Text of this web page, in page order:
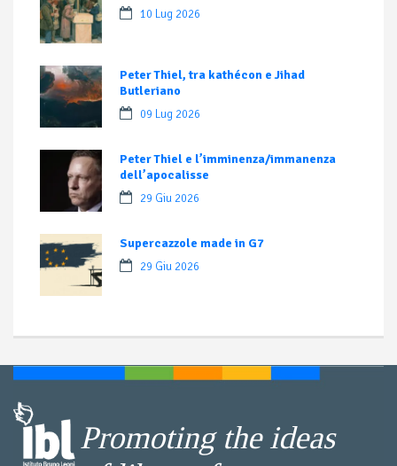
10 Lug 2026
Peter Thiel, tra kathécon e Jihad
Butleriano
09 Lug 2026
Peter Thiel e l’imminenza/immanenza
dell’apocalisse
29 Giu 2026
Supercazzole made in G7
29 Giu 2026
Promoting the ideas